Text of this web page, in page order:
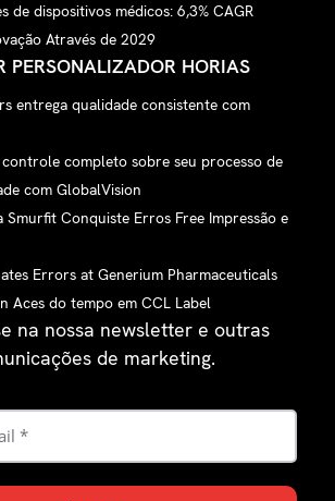
de dispositivos médicos: 6,3% CAGR
Através de 2029
PERSONALIZADOR HORIAS
entrega qualidade consistente com
completo sobre seu processo de
com GlobalVision
Smurfit Conquiste Erros Free Impressão e
Errors at Generium Pharmaceuticals
Aces do tempo em CCL Label
na nossa newsletter e outras
de marketing.